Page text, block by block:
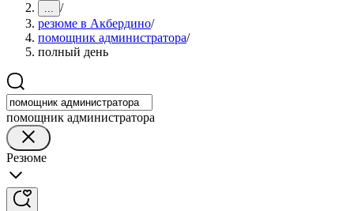
... /
резюме в Акбердино/
помощник администратора/
полный день
помощник администратора
Резюме